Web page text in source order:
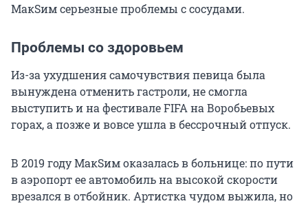
МакSим серьезные проблемы с сосудами.
Проблемы со здоровьем
Из-за ухудшения самочувствия певица была
вынуждена отменить гастроли, не смогла
выступить и на фестивале FIFA на Воробьевых
горах, а позже и вовсе ушла в бессрочный отпуск.
В 2019 году МакSим оказалась в больнице: по пути
в аэропорт ее автомобиль на высокой скорости
врезался в отбойник. Артистка чудом выжила, но